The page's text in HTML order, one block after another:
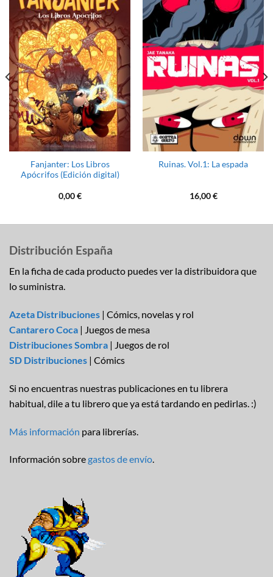
Fanjanter: Los Libros
Apócrifos (Edición digital)
0,00€
Ruinas. Vol.1: La espada
16,00€
Distribución España
En la ficha de cada producto puedes ver la distribuidora que
lo suministra.
Azeta Distribuciones | Cómics, novelas y rol
Cantarero Coca | Juegos de mesa
Distribuciones Sombra | Juegos de rol
SD Distribuciones | Cómics
Si no encuentras nuestras publicaciones en tu librera
habitual, dile a tu librero que ya está tardando en pedirlas. :)
Más información para librerías.
Información sobregastos de envío.